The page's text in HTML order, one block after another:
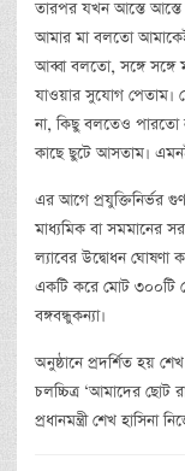
তারপর যখন আস্তে
আমার মা বলতো
আব্বা বলতো, সঙ্গে
যাওয়ার সুযোগ পেতাম।
না, কিছু বলতেও পারতো
কাছে ছুটে আসতাম।
এর আগে প্রযুক্তিনির্ভর
মাধ্যমিক বা সমমানের
ল্যাবের উদ্বোধন ঘোষণা
একটি করে মোট ৩০০টি
বঙ্গবন্ধুকন্যা।
অনুষ্ঠানে প্রদর্শিত হয়
চলচ্চিত্র ‘আমাদের ছোট
প্রধানমন্ত্রী শেখ